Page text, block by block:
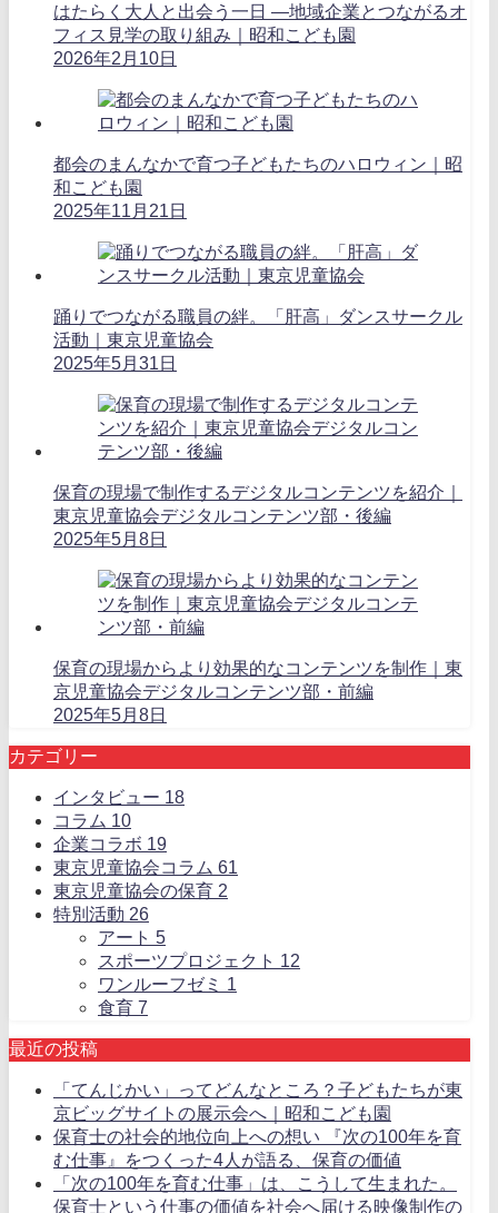
はたらく大人と出会う一日 ―地域企業とつながるオ
フィス見学の取り組み｜昭和こども園
2026年2月10日
都会のまんなかで育つ子どもたちのハロウィン｜昭
和こども園
2025年11月21日
踊りでつながる職員の絆。「肝高」ダンスサークル
活動｜東京児童協会
2025年5月31日
保育の現場で制作するデジタルコンテンツを紹介｜
東京児童協会デジタルコンテンツ部・後編
2025年5月8日
保育の現場からより効果的なコンテンツを制作｜東
京児童協会デジタルコンテンツ部・前編
2025年5月8日
カテゴリー
インタビュー 18
コラム 10
企業コラボ 19
東京児童協会コラム 61
東京児童協会の保育 2
特別活動 26
アート 5
スポーツプロジェクト 12
ワンルーフゼミ 1
食育 7
最近の投稿
「てんじかい」ってどんなところ？子どもたちが東
京ビッグサイトの展示会へ｜昭和こども園
保育士の社会的地位向上への想い 『次の100年を育
む仕事』をつくった4人が語る、保育の価値
「次の100年を育む仕事」は、こうして生まれた。
保育士という仕事の価値を社会へ届ける映像制作の